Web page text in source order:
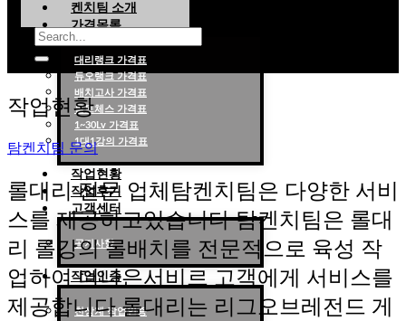
켄치팀 소개
가격목록
대리랭크 가격표
듀오랭크 가격표
배치고사 가격표
롤토체스 가격표
1~30Lv 가격표
1대1강의 가격표
작업현황
작업후기
고객센터
공지사항
작업인증
천상계 작업인증
작업현황
탐켄치팀 문의
롤대리 전문 업체탐켄치팀은 다양한 서비
스를 제공하고있습니다 탐켄치팀은 롤대
리 롤강의 롤배치를 전문적으로 육성 작
업하여 더나은서비르 고객에게 서비스를
제공합니다 롤대리는 리그오브레전드 게